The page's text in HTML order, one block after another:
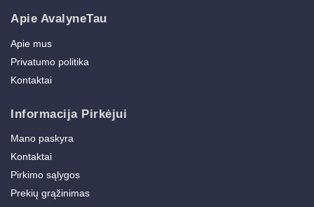
Apie AvalyneTau
Apie mus
Privatumo politika
Kontaktai
Informacija Pirkėjui
Mano paskyra
Kontaktai
Pirkimo sąlygos
Prekių grąžinimas